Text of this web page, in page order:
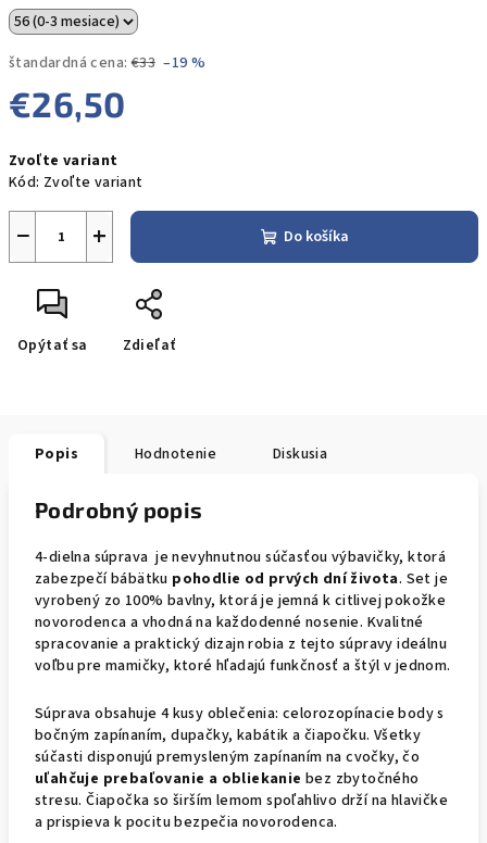
štandardná cena: €33 –19 %
€26,50
cena:
Zvoľte variant
Kód: Zvoľte variant
+
− Do košíka
Opýtať sa Zdieľať
Popis Hodnotenie Diskusia
Podrobný popis
4-dielna súprava je nevyhnutnou súčasťou výbavičky, ktorá
zabezpečí bábätku pohodlie od prvých dní života. Set je
vyrobený zo 100% bavlny, ktorá je jemná k citlivej pokožke
novorodenca a vhodná na každodenné nosenie. Kvalitné
spracovanie a praktický dizajn robia z tejto súpravy ideálnu
voľbu pre mamičky, ktoré hľadajú funkčnosť a štýl v jednom.
Súprava obsahuje 4 kusy oblečenia: celorozopínacie body s
bočným zapínaním, dupačky, kabátik a čiapočku. Všetky
súčasti disponujú premysleným zapínaním na cvočky, čo
uľahčuje prebaľovanie a obliekanie bez zbytočného
stresu. Čiapočka so širším lemom spoľahlivo drží na hlavičke
a prispieva k pocitu bezpečia novorodenca.